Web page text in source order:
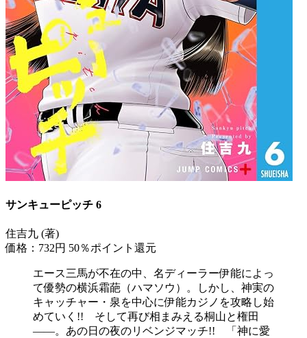
サンキューピッチ 6
住吉九 (著)
価格：732円 50％ポイント還元
エース三馬が不在の中、名ディーラー伊能によっ
て優勢の横浜霜葩（ハマソウ）。しかし、神実の
キャッチャー・泉を中心に伊能カジノを攻略し始
めていく!! そして再び相まみえる桐山と権田
――。あの日の夜のリベンジマッチ!! 「神に愛